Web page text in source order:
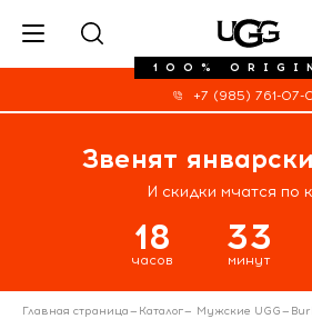
100%
+7 (985) 761-07-
Звенят
И скидки мчатся по
18
часов
33
минут
Главная страница— Каталог— Мужские UGG—